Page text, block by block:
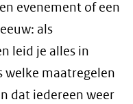
evenement of een
als
leid je alles in
welke maatregelen
dat iedereen weer